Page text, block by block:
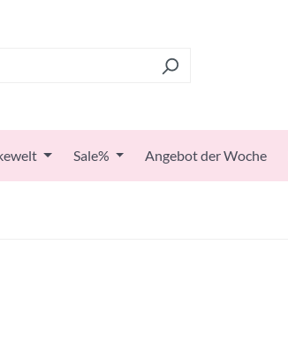
Sale% Angebot der Woche